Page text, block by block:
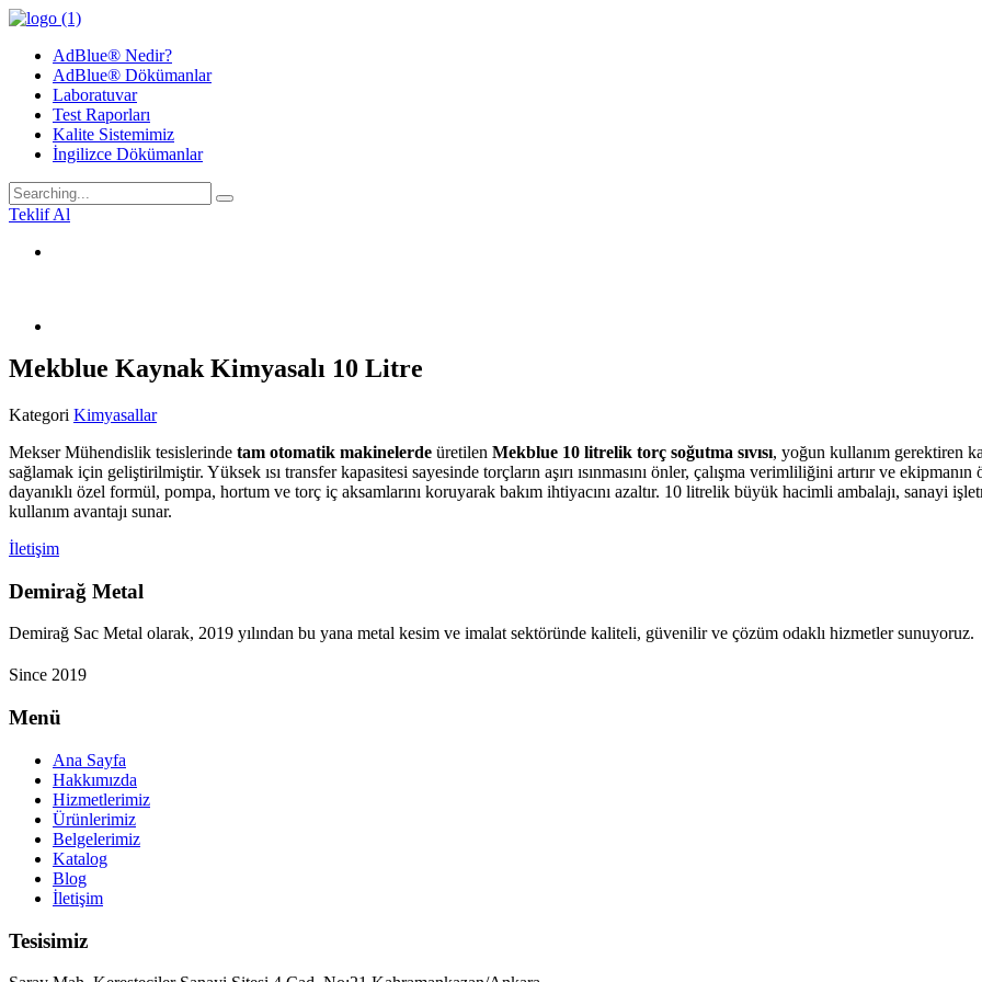
AdBlue® Nedir?
AdBlue® Dökümanlar
Laboratuvar
Test Raporları
Kalite Sistemimiz
İngilizce Dökümanlar
Search
for:
Teklif Al
Mekblue Kaynak Kimyasalı 10 Litre
Kategori Kimyasallar
Mekser Mühendislik tesislerinde tam otomatik makinelerde üretilen Mekblue 10 litrelik torç soğutma sıvısı, yoğun kullanım gerektiren
sağlamak için geliştirilmiştir. Yüksek ısı transfer kapasitesi sayesinde torçların aşırı ısınmasını önler, çalışma verimliliğini artırır ve
dayanıklı özel formül, pompa, hortum ve torç iç aksamlarını koruyarak bakım ihtiyacını azaltır. 10 litrelik büyük hacimli ambalajı, sanayi
kullanım avantajı sunar.
İletişim
Demirağ Metal
Demirağ Sac Metal olarak, 2019 yılından bu yana metal kesim ve imalat sektöründe kaliteli, güvenilir ve çözüm odaklı hizmetler sunuyoruz.
Since 2019
Menü
Ana Sayfa
Hakkımızda
Hizmetlerimiz
Ürünlerimiz
Belgelerimiz
Katalog
Blog
İletişim
Tesisimiz